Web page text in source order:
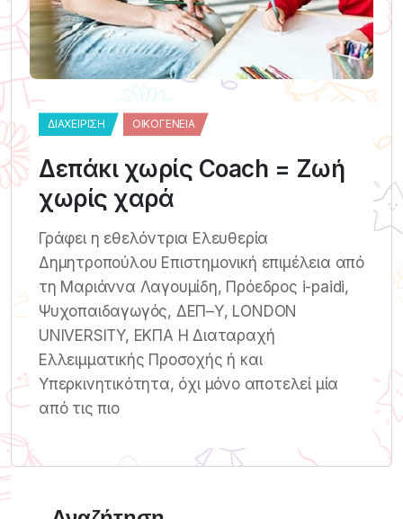
ΔΙΑΧΕΊΡΙΣΗ ΟΙΚΟΓΈΝΕΙΑ
Δεπάκι χωρίς Coach = Ζωή
χωρίς χαρά
Γράφει η εθελόντρια Ελευθερία
Δημητροπούλου Επιστημονική επιμέλεια από
τη Μαριάννα Λαγουμίδη, Πρόεδρος i-paidi,
Ψυχοπαιδαγωγός, ΔΕΠ–Υ, LONDON
UNIVERSITY, ΕΚΠΑ Η Διαταραχή
Ελλειμματικής Προσοχής ή και
Υπερκινητικότητα, όχι μόνο αποτελεί μία
από τις πιο